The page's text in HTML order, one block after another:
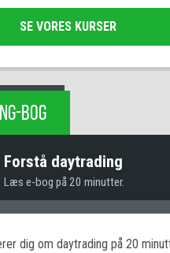
SE VORES KURSER
BOG
Forstå daytrading
Læs e-bog på 20 minutter.
dig om daytrading på 20